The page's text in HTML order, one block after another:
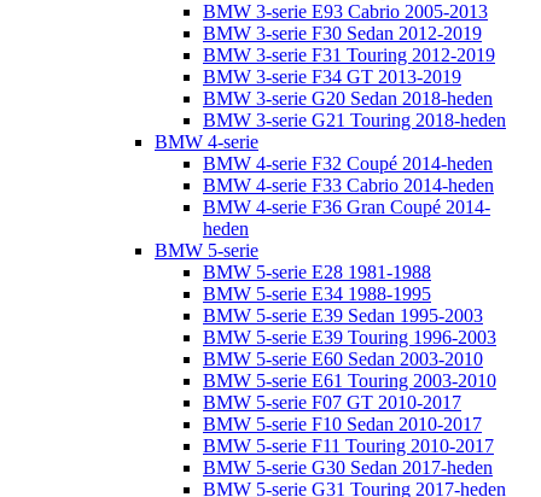
BMW 3-serie E93 Cabrio 2005-2013
BMW 3-serie F30 Sedan 2012-2019
BMW 3-serie F31 Touring 2012-2019
BMW 3-serie F34 GT 2013-2019
BMW 3-serie G20 Sedan 2018-heden
BMW 3-serie G21 Touring 2018-heden
BMW 4-serie
BMW 4-serie F32 Coupé 2014-heden
BMW 4-serie F33 Cabrio 2014-heden
BMW 4-serie F36 Gran Coupé 2014-
heden
BMW 5-serie
BMW 5-serie E28 1981-1988
BMW 5-serie E34 1988-1995
BMW 5-serie E39 Sedan 1995-2003
BMW 5-serie E39 Touring 1996-2003
BMW 5-serie E60 Sedan 2003-2010
BMW 5-serie E61 Touring 2003-2010
BMW 5-serie F07 GT 2010-2017
BMW 5-serie F10 Sedan 2010-2017
BMW 5-serie F11 Touring 2010-2017
BMW 5-serie G30 Sedan 2017-heden
BMW 5-serie G31 Touring 2017-heden